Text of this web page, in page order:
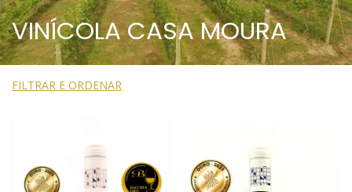
VINÍCOLA CASA MOURA
FILTRAR E ORDENAR